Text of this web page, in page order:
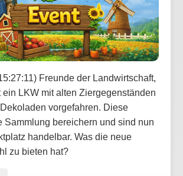
Freunde der Landwirtschaft,
ein LKW mit alten Ziergegenständen
vorgefahren. Diese
Sammlung bereichern und sind nun
handelbar. Was die neue
zu bieten hat?